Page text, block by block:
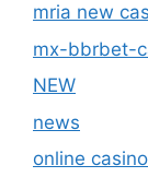
mria new
mx-bbrbet-
NEW
news
online casino